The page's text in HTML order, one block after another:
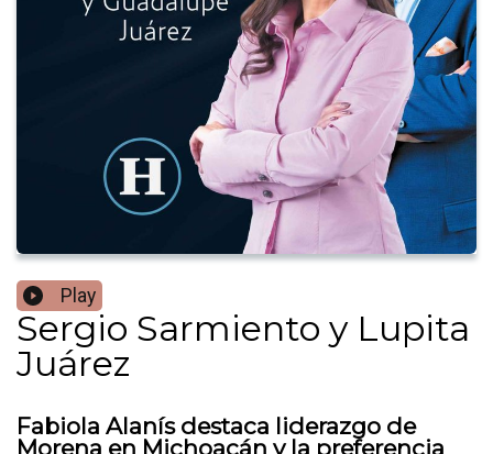
Play
Sergio Sarmiento y Lupita
Juárez
Fabiola Alanís destaca liderazgo de
Morena en Michoacán y la preferencia